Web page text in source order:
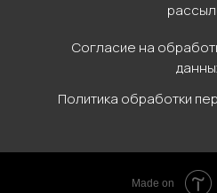
Согласие на
Политика обработки
Made on